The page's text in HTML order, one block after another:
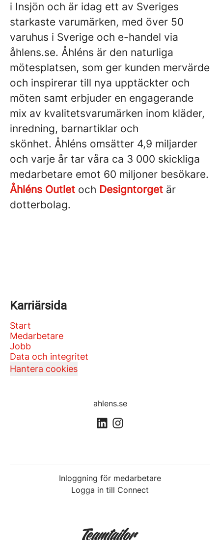
i Insjön och är idag ett av Sveriges
starkaste varumärken, med över 50
varuhus i Sverige och e-handel via
åhlens.se. Åhléns är den naturliga
mötesplatsen, som ger kunden mervärde
och inspirerar till nya upptäckter och
möten samt erbjuder en engagerande
mix av kvalitetsvarumärken inom kläder,
inredning, barnartiklar och
skönhet. Åhléns omsätter 4,9 miljarder
och varje år tar våra ca 3 000 skickliga
medarbetare emot 60 miljoner besökare.
Åhléns Outlet och Designtorget är
dotterbolag.
Karriärsida
Start
Medarbetare
Jobb
Data och integritet
Hantera cookies
ahlens.se
Inloggning för medarbetare
Logga in till Connect